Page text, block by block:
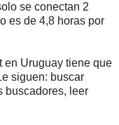
se conectan 2
es de 4,8 horas por
en Uruguay tiene que
siguen: buscar
buscadores, leer